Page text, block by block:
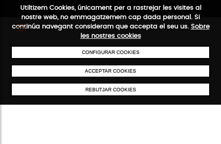
Utiltizem Cookies, únicament per a rastrejar les visites al
nostre web, no emmagatzemem cap dada personal. Si
continúa navegant consideram que accepta el seu us. Sobre
les nostres cookies
CONFIGURAR COOKIES
ACCEPTAR COOKIES
REBUTJAR COOKIES
ENVIAMENTS GRATUÏTS A PARTIR DE 50 €